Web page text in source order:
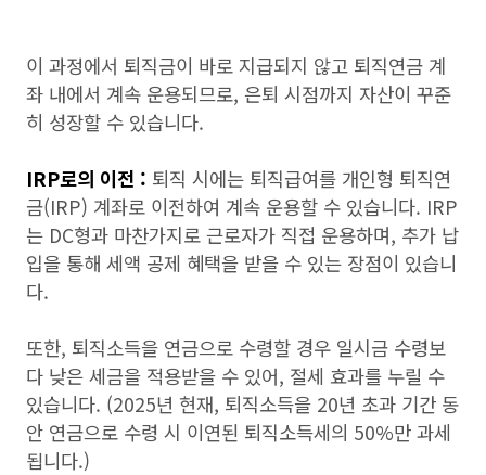
이 과정에서 퇴직금이 바로 지급되지 않고 퇴직연금 계
좌 내에서 계속 운용되므로, 은퇴 시점까지 자산이 꾸준
히 성장할 수 있습니다.
IRP로의 이전 : 퇴직 시에는 퇴직급여를 개인형 퇴직연
금(IRP) 계좌로 이전하여 계속 운용할 수 있습니다. IRP
는 DC형과 마찬가지로 근로자가 직접 운용하며, 추가 납
입을 통해 세액 공제 혜택을 받을 수 있는 장점이 있습니
다.
또한, 퇴직소득을 연금으로 수령할 경우 일시금 수령보
다 낮은 세금을 적용받을 수 있어, 절세 효과를 누릴 수
있습니다. (2025년 현재, 퇴직소득을 20년 초과 기간 동
안 연금으로 수령 시 이연된 퇴직소득세의 50%만 과세
됩니다.)